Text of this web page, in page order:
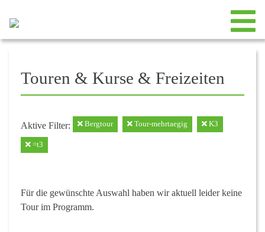
Touren & Kurse & Freizeiten
Aktive Filter: Bergtour Tour-mehrtaegig K3
=t3
Für die gewünschte Auswahl haben wir aktuell leider keine
Tour im Programm.